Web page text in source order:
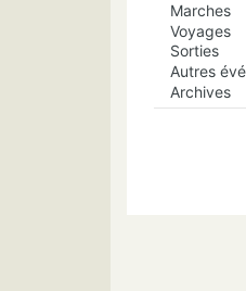
Marches
Voyages
Sorties
Autres
Archives